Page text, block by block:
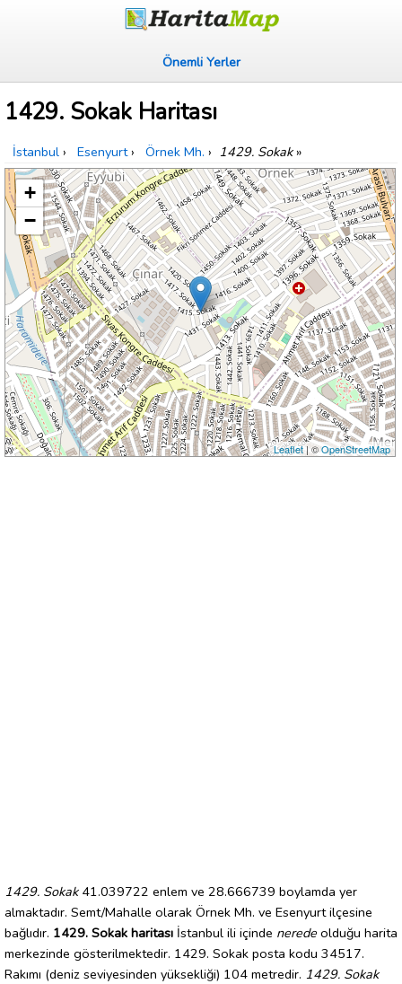
Önemli Yerler
1429. Sokak Haritası
İstanbul › Esenyurt › Örnek Mh. › 1429. Sokak»
+
−
Leaflet| ©OpenStreetMap
1429. Sokak41.039722 enlem ve 28.666739 boylamda yer
almaktadır. Semt/Mahalle olarak Örnek Mh. ve Esenyurt ilçesine
bağlıdır. 1429. Sokak haritası İstanbul ili içinde nerede olduğu harita
merkezinde gösterilmektedir. 1429. Sokak posta kodu 34517.
Rakımı (deniz seviyesinden yüksekliği) 104 metredir. 1429. Sokak